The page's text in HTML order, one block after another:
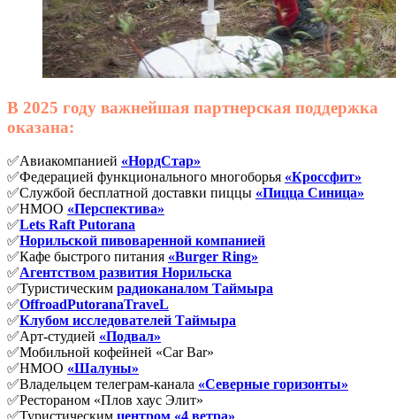
В 2025 году важнейшая партнерская поддержка
оказана:
✅Авиакомпанией «НордСтар»
✅Федерацией функционального многоборья «Кроссфит»
✅Службой бесплатной доставки пиццы «Пицца Синица»
✅НМОО «Перспектива»
✅Lets Raft Putorana
✅Норильской пивоваренной компанией
✅Кафе быстрого питания «Burger Ring»
✅Агентством развития Норильска
✅Туристическим радиоканалом Таймыра
✅OffroadPutoranaTraveL
✅Клубом исследователей Таймыра
✅Арт-студией «Подвал»
✅Мобильной кофейней «Car Bar»
✅НМОО «Шалуны»
✅Владельцем телеграм-канала «Северные горизонты»
✅Рестораном «Плов хаус Элит»